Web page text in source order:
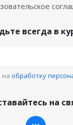
всегда в
на обработку
на